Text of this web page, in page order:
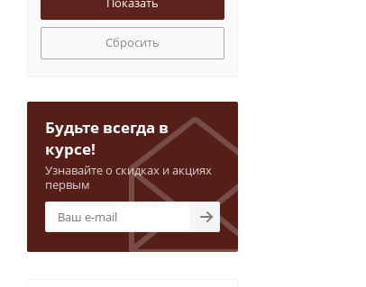
Сбросить
Будьте всегда в
курсе!
Узнавайте о скидках и акциях
первым